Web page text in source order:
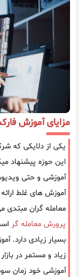
مزایای آموزش
یکی از دلایکی که
این حوزه پیشنهاد
آموزشی و حتی
آموزش های غلط
معامله گران مبتدی
پرورش معامله گر
بسیار زیادی دارد.
زیاد و مستمر در
آموزشی خود زمان